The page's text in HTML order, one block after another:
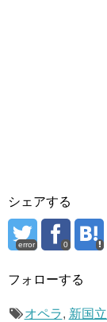
シェアする
error 0
フォローする
オペラ, 新国